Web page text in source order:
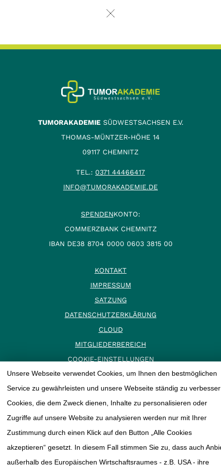
TUMORAKADEMIESÜDWESTSACHSEN E.V.
THOMAS-MÜNTZER-HÖHE 14
09117 CHEMNITZ
TEL.: 0371 44466417
INFO@TUMORAKADEMIE.DE
SPENDENKONTO:
COMMERZBANK CHEMNITZ
IBAN DE38 8704 0000 0603 3815 00
KONTAKT
IMPRESSUM
SATZUNG
DATENSCHUTZERKLÄRUNG
CLOUD
MITGLIEDERBEREICH
COOKIE-EINSTELLUNGEN
Unsere Webseite verwendet Cookies, um Ihnen den bestmöglichen
Service zu gewährleisten und unsere Webseite ständig zu
Cookies, die dem Zweck dienen, Inhalte zu personalisieren oder
Zugriffe auf unsere Website zu analysieren werden nur mit Ihrer
Zustimmung durch einen Klick auf den Button „Alle Cookies
akzeptieren“ gesetzt. In diesem Fall stimmen Sie zu, dass auch
außerhalb des Europäischen Wirtschaftsraumes - z.B. USA - ihre